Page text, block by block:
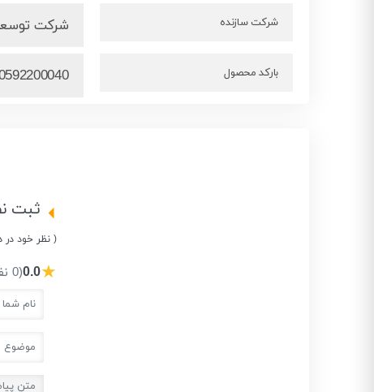
شرکت سازنده شرکت
بارکد محصول
ثبت
( نظر خود در
★
0.0(0 نفر)